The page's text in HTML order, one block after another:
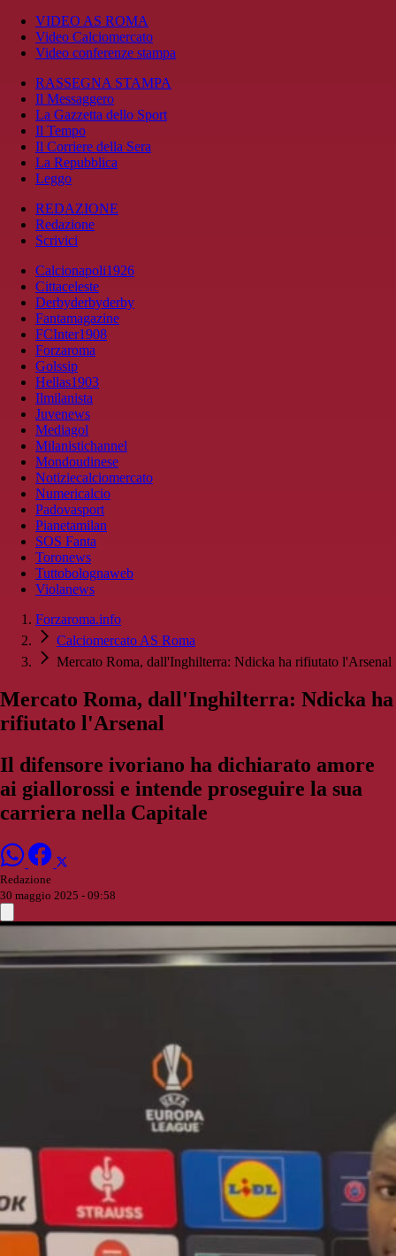
VIDEO AS ROMA
Video Calciomercato
Video conferenze stampa
RASSEGNA STAMPA
Il Messaggero
La Gazzetta dello Sport
Il Tempo
Il Corriere della Sera
La Repubblica
Leggo
REDAZIONE
Redazione
Scrivici
Calcionapoli1926
Cittaceleste
Derbyderbyderby
Fantamagazine
FCInter1908
Forzaroma
Golssip
Hellas1903
Ilmilanista
Juvenews
Mediagol
Milanistichannel
Mondoudinese
Notiziecalciomercato
Numericalcio
Padovasport
Pianetamilan
SOS Fanta
Toronews
Tuttobolognaweb
Violanews
Forzaroma.info
Calciomercato AS Roma
Mercato Roma, dall'Inghilterra: Ndicka ha rifiutato l'Arsenal
Mercato Roma, dall'Inghilterra: Ndicka ha
rifiutato l'Arsenal
Il difensore ivoriano ha dichiarato amore
ai giallorossi e intende proseguire la sua
carriera nella Capitale
Redazione
30 maggio 2025 - 09:58